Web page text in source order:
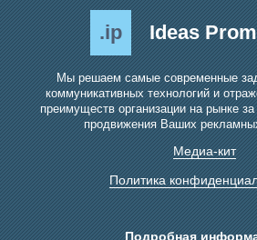
.ip Ideas
Мы решаем самые современные
коммуникативных технологий и
преимуществ организации на рынке
продвижения Ваших
Медиа-кит
Политика
Подробная